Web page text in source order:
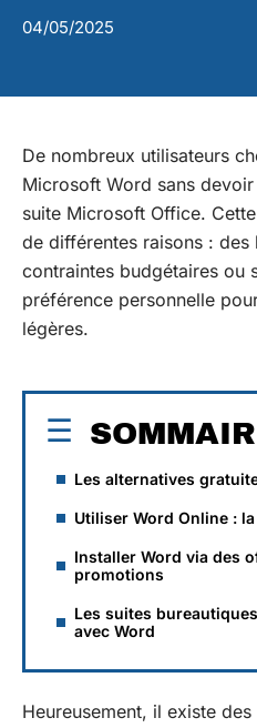
04/05/2025
De nombreux utilisateurs
Microsoft Word sans
suite Microsoft Office.
de différentes raisons :
contraintes budgétaires ou
préférence personnelle
légères.
Les alternatives
Utiliser Word Online :
Installer Word via des
promotions
Les suites
avec Word
Heureusement, il existe